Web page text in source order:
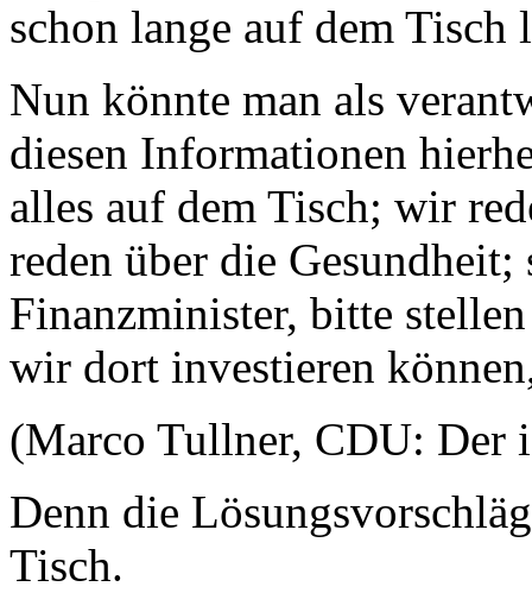
schon lange auf dem Tisch
Nun könnte man als
diesen Informationen
alles auf dem Tisch; wir
reden über die Gesundheit;
Finanzminister, bitte
wir dort investieren
(Marco Tullner, CDU: Der
Denn die
Tisch.